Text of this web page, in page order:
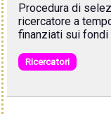
Procedura di
ricercatore a
finanziati sui fondi
Ricercatori